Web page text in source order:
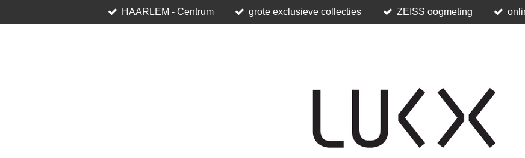
direct
HAARLEM - Centrum grote exclusieve collecties ZEISS oogmeting